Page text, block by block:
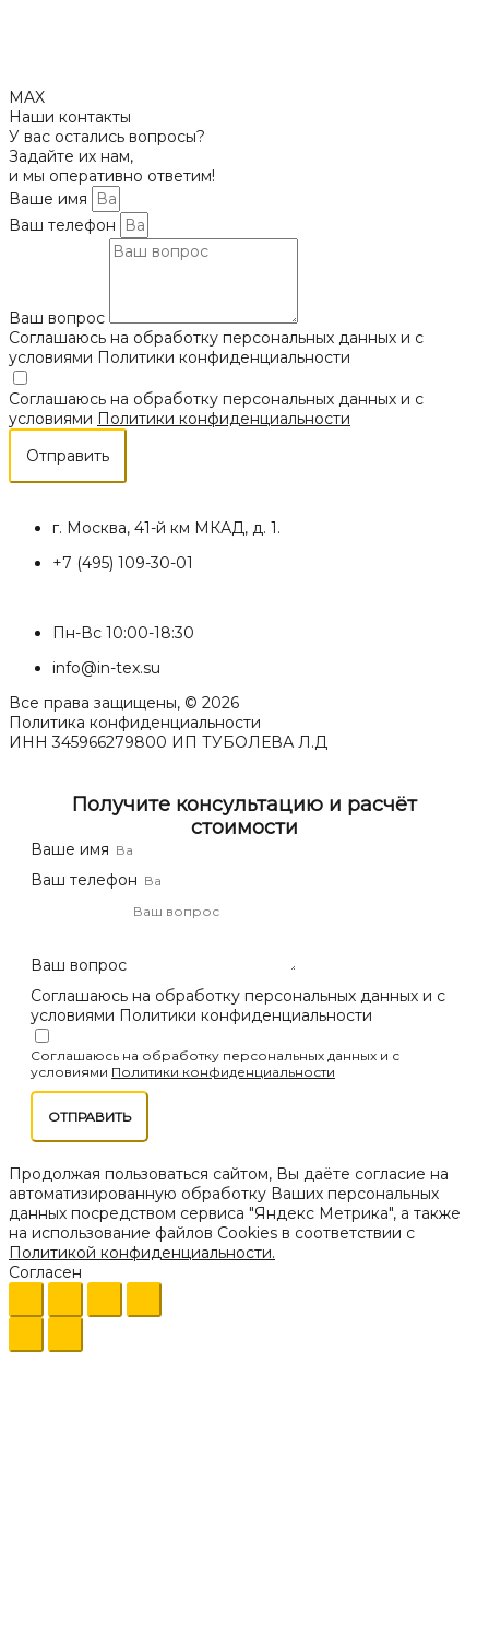
MAX
Наши контакты
У вас остались вопросы?
Задайте их нам,
и мы оперативно ответим!
Ваше имя
Ваш телефон
Ваш вопрос
Соглашаюсь на обработку персональных данных и с
условиями Политики конфиденциальности
Соглашаюсь на обработку персональных данных и с
условиями Политики конфиденциальности
Отправить
г. Москва, 41-й км МКАД, д. 1.
+7 (495) 109-30-01
Пн-Вс 10:00-18:30
info@in-tex.su
Все права защищены, © 2026
Политика конфиденциальности
ИНН 345966279800 ИП ТУБОЛЕВА Л.Д
Получите консультацию и расчёт
стоимости
Ваше имя
Ваш телефон
Ваш вопрос
Соглашаюсь на обработку персональных данных и с
условиями Политики конфиденциальности
Соглашаюсь на обработку персональных данных и с
условиями Политики конфиденциальности
ОТПРАВИТЬ
Продолжая пользоваться сайтом, Вы даёте согласие на
автоматизированную обработку Ваших персональных
данных посредством сервиса "Яндекс Метрика", а также
на использование файлов Cookies в соответствии с
Политикой конфиденциальности.
Согласен